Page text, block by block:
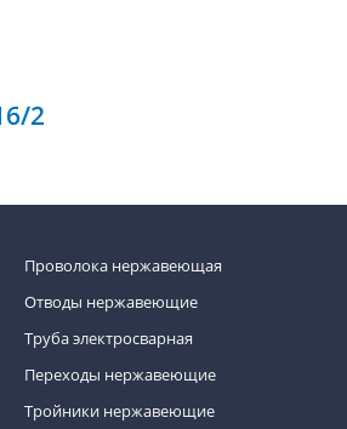
2
Проволока нержавеющая
Отводы нержавеющие
Труба электросварная
Переходы нержавеющие
Тройники нержавеющие